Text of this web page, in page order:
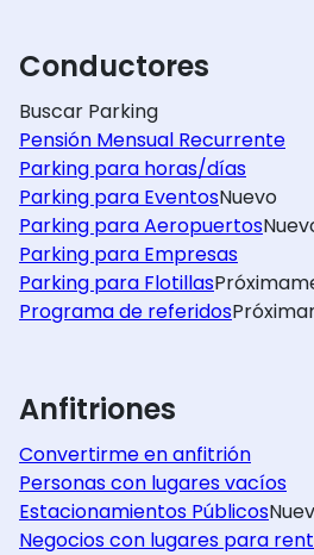
Conductores
Buscar Parking
Pensión Mensual Recurrente
Parking para horas/días
Parking para EventosNuevo
Parking para Aeropuertos
Parking para Empresas
Parking para Flotillas
Programa de referidos
Anfitriones
Convertirme en anfitrión
Personas con lugares vacíos
Estacionamientos Públicos
Negocios con lugares para